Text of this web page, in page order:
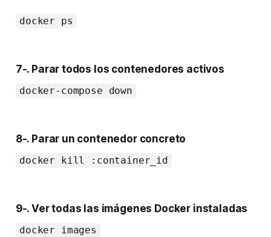
docker ps
7-. Parar todos los contenedores activos
docker-compose down
8-. Parar un contenedor concreto
docker kill :container_id
9-. Ver todas las imágenes Docker instaladas
docker images